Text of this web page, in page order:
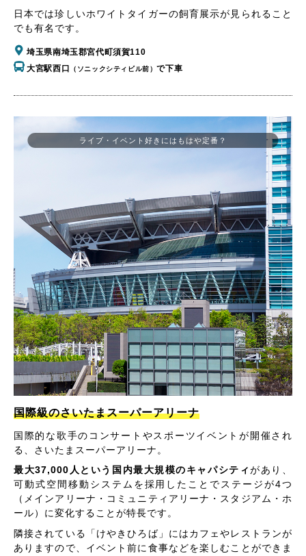
日本では珍しいホワイトタイガーの飼育展示が見られること
でも有名です。
埼玉県南埼玉郡宮代町須賀110
大宮駅西口
（ソニックシティビル前）で下車
国際級のさいたまスーパーアリーナ
国際的な歌手のコンサートやスポーツイベントが開催され
る、さいたまスーパーアリーナ。
最大37,000人という国内最大規模のキャパシティがあり、
可動式空間移動システムを採用したことでステージが4つ
（メインアリーナ・コミュニティアリーナ・スタジアム・ホ
ール）に変化することが特長です。
隣接されている「けやきひろば」にはカフェやレストランが
ありますので、イベント前に食事などを楽しむことができま
ライブ・イベント好きにはもはや定番？